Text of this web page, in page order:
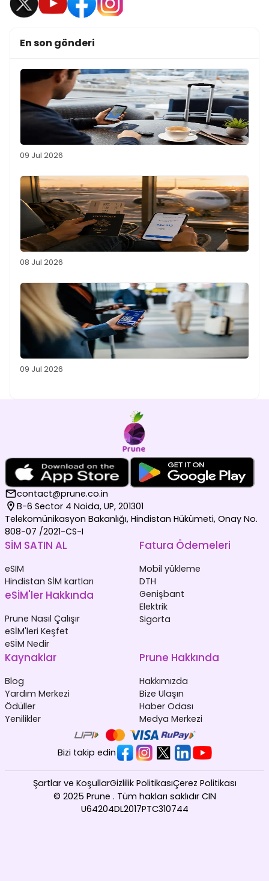
En son gönderi
09 Jul 2026
08 Jul 2026
09 Jul 2026
contact@prune.co.in
B-6 Sector 4 Noida, UP, 201301
Telekomünikasyon Bakanlığı, Hindistan Hükümeti, Onay No.
808-07 /2021-CS-I
SİM SATIN AL
eSIM
Hindistan SİM kartları
eSİM'ler Hakkında
Prune Nasıl Çalışır
eSİM'leri Keşfet
eSİM Nedir
Fatura Ödemeleri
Mobil yükleme
DTH
Genişbant
Elektrik
Sigorta
Kaynaklar
Blog
Yardım Merkezi
Ödüller
Yenilikler
Prune Hakkında
Hakkımızda
Bize Ulaşın
Haber Odası
Medya Merkezi
Bizi takip edin
© 2025 Prune . Tüm hakları saklıdır CIN
U64204DL2017PTC310744
Şartlar ve KoşullarGizlilik PolitikasıÇerez Politikası